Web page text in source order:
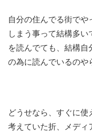
自分の住んでる街でや
しまう事って結構多
を読んでても、結構
の為に読んでいるの
どうせなら、すぐに
考えていた折、メディ